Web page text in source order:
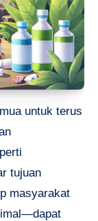
untuk terus
tujuan
masyarakat